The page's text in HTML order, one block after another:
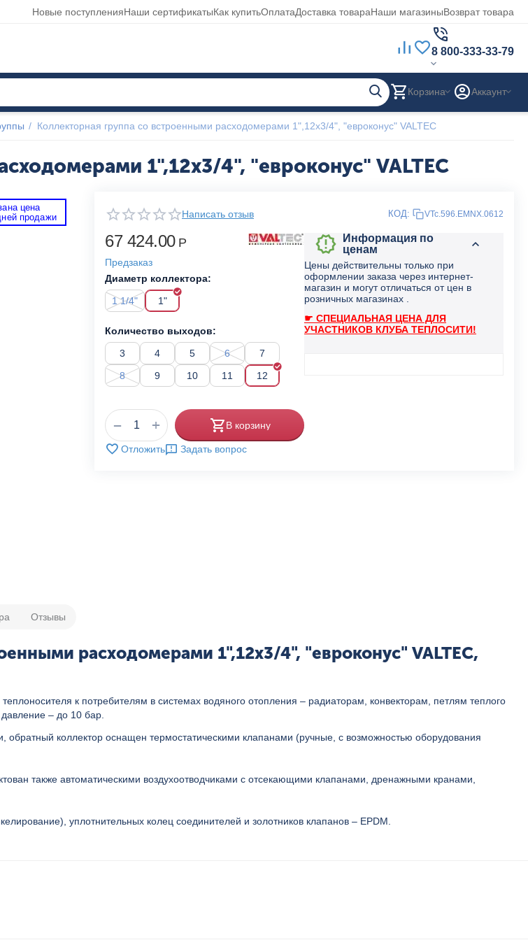
Новые поступленияНаши сертификатыКак купитьОплатаДоставка товараНаши магазиныВозврат товара
8 800-333-33-79
Корзина Аккаунт
/ Коллекторная группа со встроенными расходомерами 1",12x3/4", "евроконус" VALTEC
1",12x3/4", "евроконус" VALTEC
цена
продажи
Написать отзыв КОД: VTc.596.EMNX.0612
67 424.00 Р
Предзаказ
Диаметр коллектора:
1 1/4"
1"
Количество выходов:
3
4 5 6
7
8
9 10 11 12
+
− В корзину
Отложить Задать вопрос
Информация по
ценам
Цены действительны только при
оформлении заказа через интернет-
магазин и могут отличаться от цен в
розничных магазинах .
☛ СПЕЦИАЛЬНАЯ ЦЕНА ДЛЯ
УЧАСТНИКОВ КЛУБА ТЕПЛОСИТИ!
Отзывы
расходомерами 1",12x3/4", "евроконус" VALTEC,
к потребителям в системах водяного отопления – радиаторам, конвекторам, петлям теплого
– до 10 бар.
коллектор оснащен термостатическими клапанами (ручные, с возможностью оборудования
также автоматическими воздухоотводчиками с отсекающими клапанами, дренажными кранами,
уплотнительных колец соединителей и золотников клапанов – EPDM.